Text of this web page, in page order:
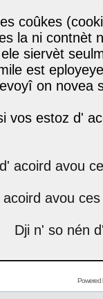
coûkes
la ni contnèt
siervèt
est
on novea
vos estoz d'
acoird avou
acoird avou
Dji n' so nén
Powered